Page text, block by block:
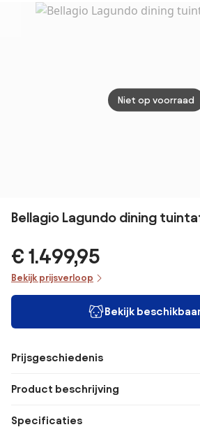
Antraciet
Niet op voorraad
Bellagio Lagundo dining
€ 1.499,95
Bekijk prijsverloop
Bekijk
Prijsgeschiedenis
Product beschrijving
Specificaties